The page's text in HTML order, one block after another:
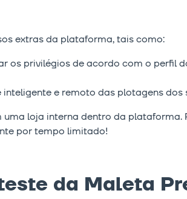
extras da plataforma, tais como:
os privilégios de acordo com o perfil
e remoto das plotagens dos
loja interna dentro da plataforma.
por tempo limitado!
da Maleta